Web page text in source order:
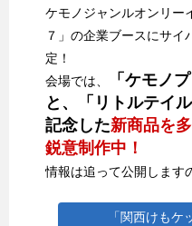
ケモノジャンルオンリー
７」の企業ブースにサ
定！
会場では、
「ケモノ
と、「リトルテイ
記念した新商品を
鋭意制作中！
情報は追って公開します
「関西けもケ